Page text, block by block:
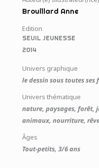
Brouillard Anne
Edition
SEUIL JEUNESSE
2014
Univers graphique
le dessin sous toutes ses
Univers thématique
nature, paysages, forêt,
animaux, nourriture,
Âges
Tout-petits, 3/6 ans